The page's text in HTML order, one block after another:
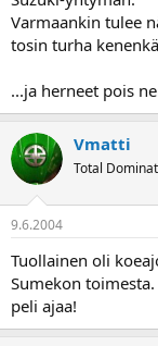
Varmaankin tulee
tosin turha
...ja herneet pois
Vmatti
Total
9.6.2004
Tuollainen oli
Sumekon
peli ajaa!